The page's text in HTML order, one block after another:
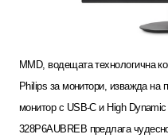
MMD,водещата технологична
Philips за монитори, изважда на
монитор с USB-Cи High
328P6AUBREB предлага